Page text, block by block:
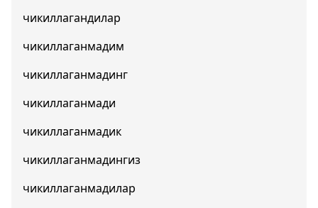
чикиллагандилар
чикиллаганмадим
чикиллаганмадинг
чикиллаганмади
чикиллаганмадик
чикиллаганмадингиз
чикиллаганмадилар